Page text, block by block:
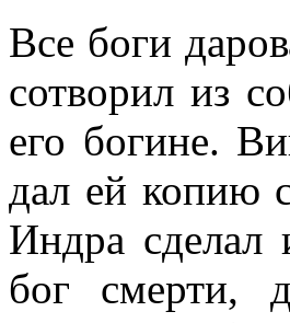
Все боги
сотворил из
его богине.
дал ей копию
Индра сделал
бог смерти,